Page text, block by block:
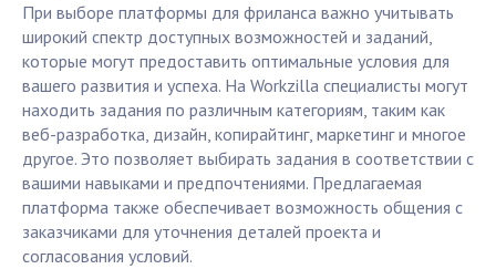
При выборе платформы для фриланса важно учитывать
широкий спектр доступных возможностей и заданий,
которые могут предоставить оптимальные условия для
вашего развития и успеха. На Workzilla специалисты могут
находить задания по различным категориям, таким как
веб-разработка, дизайн, копирайтинг, маркетинг и многое
другое. Это позволяет выбирать задания в соответствии с
вашими навыками и предпочтениями. Предлагаемая
платформа также обеспечивает возможность общения с
заказчиками для уточнения деталей проекта и
согласования условий.